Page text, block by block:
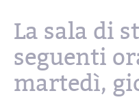
La sala di
seguenti
martedì,